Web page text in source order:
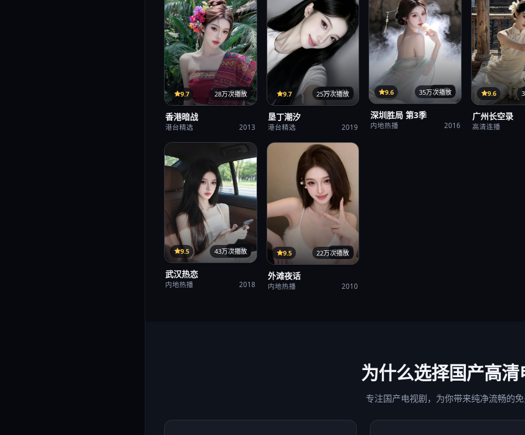
33集
9.7 28万次播放
香港暗战
港台精选 2013
107分钟
9.7 25万次播放
垦丁潮汐
港台精选 2019
32集
9.6 35万次播放
深圳胜局 第3季
内地热播 2016
9.6
广州长空录
高清连播
35集
9.5 43万次播放
武汉热恋
内地热播 2018
37集
9.5 22万次播放
外滩夜话
内地热播 2010
为什么选择国产高清
专注国产电视剧，为你带来纯净流畅的